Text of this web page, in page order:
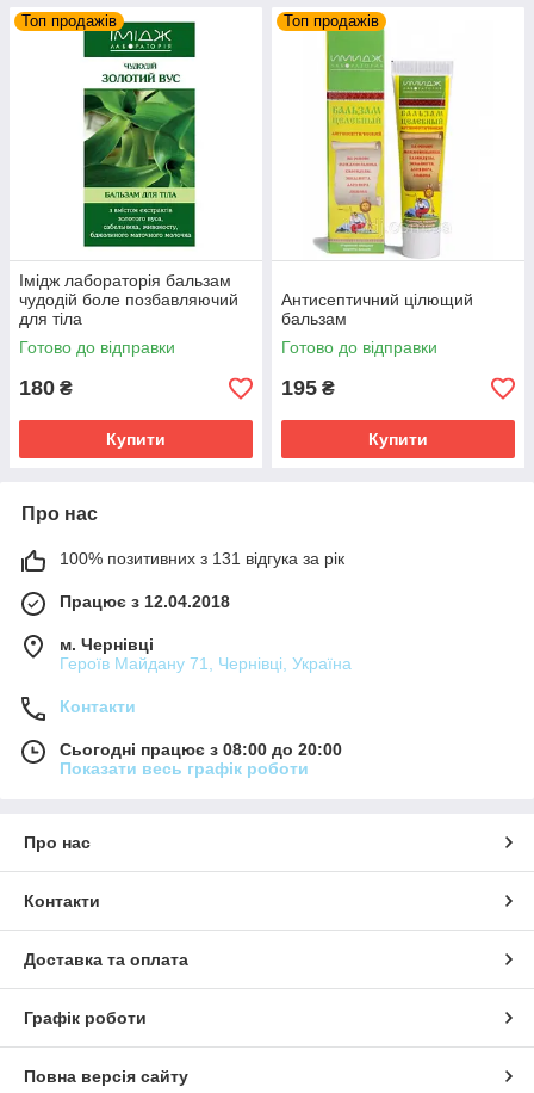
Топ продажів
Імідж лабораторія бальзам
чудодій боле позбавляючий
для тіла
Готово до відправки
180 ₴
Купити
Топ продажів
Антисептичний цілющий
бальзам
Готово до відправки
195 ₴
Купити
Про нас
100% позитивних з 131 відгука за рік
Працює з 12.04.2018
м. Чернівці
Героїв Майдану 71, Чернівці, Україна
Контакти
Сьогодні працює з 08:00 до 20:00
Показати весь графік роботи
Про нас
Контакти
Доставка та оплата
Графік роботи
Повна версія сайту